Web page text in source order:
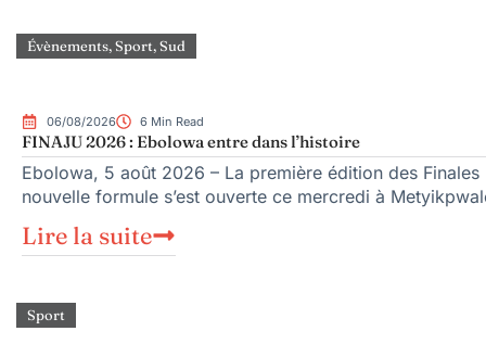
Évènements,Sport,Sud
06/08/2026 6 Min Read
FINAJU 2026 : Ebolowa entre dans l’histoire
Ebolowa, 5 août 2026 – La première édition des
nouvelle formule s’est ouverte ce mercredi à
Lire la suite
Sport